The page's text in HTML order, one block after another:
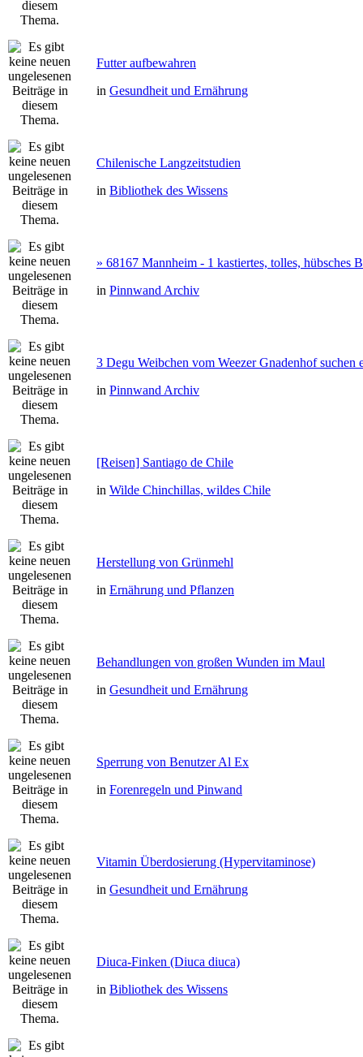
Futter aufbewahren
in Gesundheit und Ernährung
Chilenische Langzeitstudien
in Bibliothek des Wissens
» 68167 Mannheim - 1 kastiertes, tolles, hübsches
in Pinnwand Archiv
3 Degu Weibchen vom Weezer Gnadenhof suchen
in Pinnwand Archiv
[Reisen] Santiago de Chile
in Wilde Chinchillas, wildes Chile
Herstellung von Grünmehl
in Ernährung und Pflanzen
Behandlungen von großen Wunden im Maul
in Gesundheit und Ernährung
Sperrung von Benutzer Al Ex
in Forenregeln und Pinwand
Vitamin Überdosierung (Hypervitaminose)
in Gesundheit und Ernährung
Diuca-Finken (Diuca diuca)
in Bibliothek des Wissens